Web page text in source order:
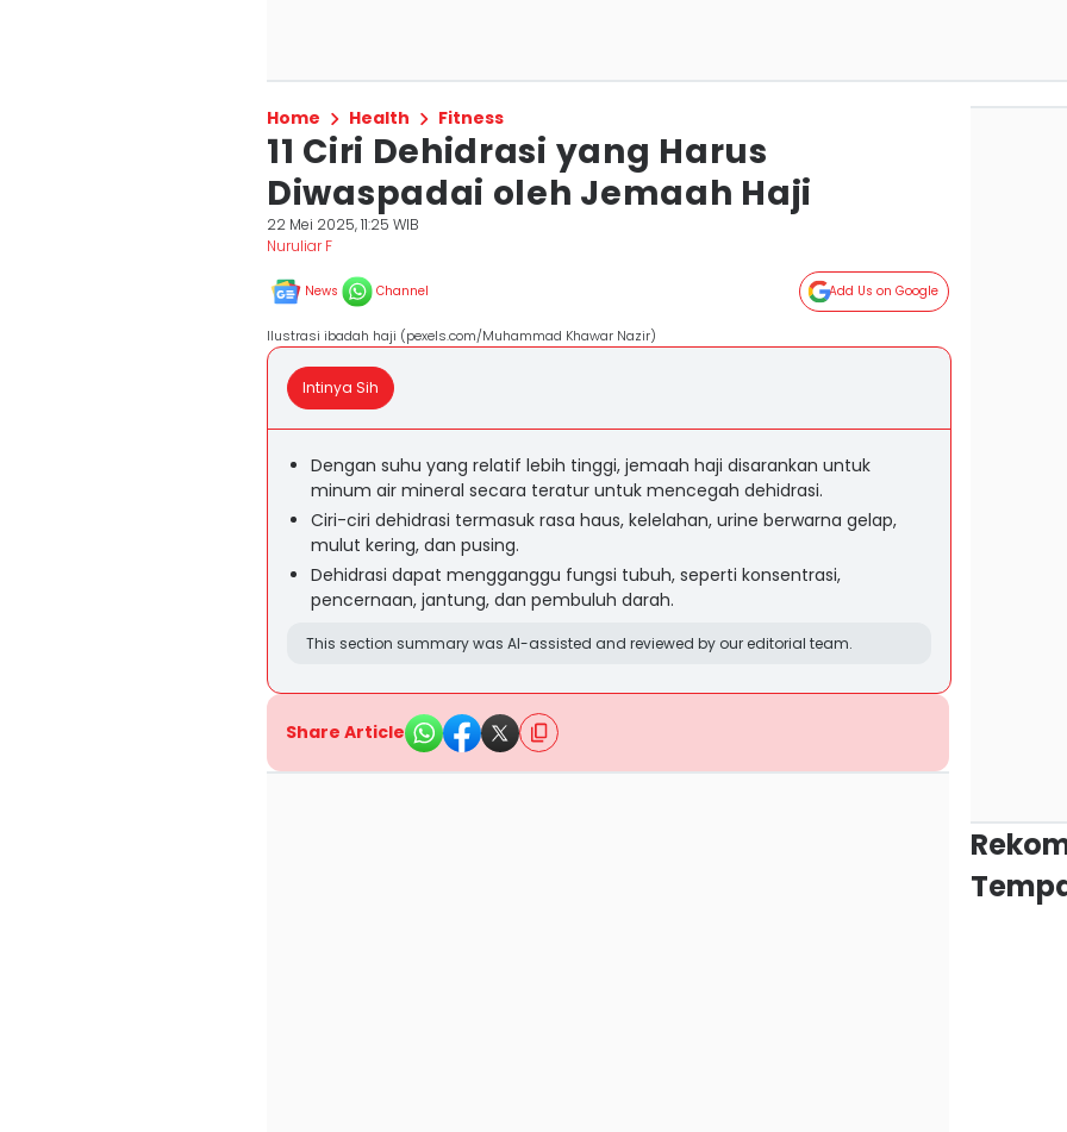
Home Health Fitness
11 Ciri Dehidrasi yang Harus
Diwaspadai oleh Jemaah Haji
22 Mei 2025, 11:25 WIB
Nuruliar F
News Channel Add Us on Google
Ilustrasi ibadah haji (pexels.com/Muhammad Khawar Nazir)
Intinya Sih
Dengan suhu yang relatif lebih tinggi, jemaah haji disarankan untuk
minum air mineral secara teratur untuk mencegah dehidrasi.
Ciri-ciri dehidrasi termasuk rasa haus, kelelahan, urine berwarna gelap,
mulut kering, dan pusing.
Dehidrasi dapat mengganggu fungsi tubuh, seperti konsentrasi,
pencernaan, jantung, dan pembuluh darah.
This section summary was AI-assisted and reviewed by our editorial team.
Share Article